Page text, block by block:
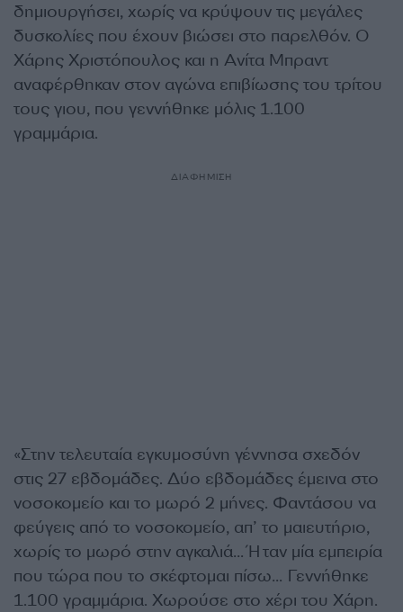
δημιουργήσει, χωρίς να κρύψουν τις μεγάλες
δυσκολίες που έχουν βιώσει στο παρελθόν. Ο
Χάρης Χριστόπουλος και η Ανίτα Μπραντ
αναφέρθηκαν στον αγώνα επιβίωσης του τρίτου
τους γιου, που γεννήθηκε μόλις 1.100
γραμμάρια.
ΔΙΑΦΗΜΙΣΗ
«Στην τελευταία εγκυμοσύνη γέννησα σχεδόν
στις 27 εβδομάδες. Δύο εβδομάδες έμεινα στο
νοσοκομείο και το μωρό 2 μήνες. Φαντάσου να
φεύγεις από το νοσοκομείο, απ’ το μαιευτήριο,
χωρίς το μωρό στην αγκαλιά… Ήταν μία εμπειρία
που τώρα που το σκέφτομαι πίσω… Γεννήθηκε
1.100 γραμμάρια. Χωρούσε στο χέρι του Χάρη.